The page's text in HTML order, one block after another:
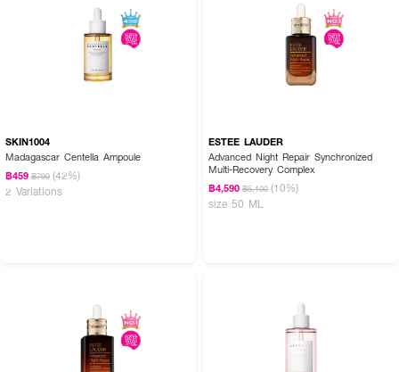
· ใช้เป็นขั้นตอนสุดท้ายของการบำรุงผิว
· ตักครีมในปริมาณที่เหมาะสม
· ลูบไล้ให้ทั่วใบหน้าและลำคอ
· สามารถใช้ร่วมกับเซรั่มเพื่อเพิ่มประสิทธิภาพการบำรุงผิว
FAQ:
· เหมาะกับผิวมันหรือไม่?
เหมาะค่ะ แม้จะเป็นครีมบำรุงเข้มข้น แต่เนื้อสัมผัสซึมง่าย ไม่หนักผิว และไม่เหนียว
SKIN1004
Madagascar Centella Ampoule
฿459 ฿790 (42%)
2 Variations
ESTEE LAUDER
Advanced Night Repair Synchronized
Multi-Recovery Complex
฿4,590 ฿5,100 (10%)
size 50 ML